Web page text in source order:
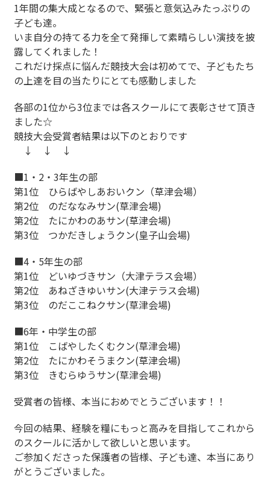
1年間の集大成となるので、緊張と意気込みたっぷりの
子ども達。
いま自分の持てる力を全て発揮して素晴らしい演技を披
露してくれました！
これだけ採点に悩んだ競技大会は初めてで、子どもたち
の上達を目の当たりにとても感動しました
各部の1位から3位までは各スクールにて表彰させて頂き
ました☆
競技大会受賞者結果は以下のとおりです
↓ ↓ ↓
■1・2・3年生の部
第1位 ひらばやしあおいクン（草津会場）
第2位 のだななみサン(草津会場)
第2位 たにかわのあサン(草津会場)
第3位 つかだきしょうクン(皇子山会場)
■4・5年生の部
第1位 どいゆづきサン（大津テラス会場）
第2位 あねざきゆいサン(大津テラス会場)
第3位 のだここねクサン(草津会場)
■6年・中学生の部
第1位 こばやしたくむクン(草津会場)
第2位 たにかわそうまクン(草津会場)
第3位 きむらゆうサン(草津会場)
受賞者の皆様、本当におめでとうございます！！
今回の結果、経験を糧にもっと高みを目指してこれから
のスクールに活かして欲しいと思います。
ご参加くださった保護者の皆様、子ども達、本当にあり
がとうございました。